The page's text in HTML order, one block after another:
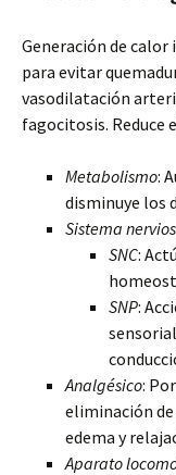
Generación de
para evitar
vasodilatación
fagocitosis. Reduce
Metabolismo:
disminuye los
Sistema
SNC:
SNP:
Analgésico:
eliminación
edema y
Aparato